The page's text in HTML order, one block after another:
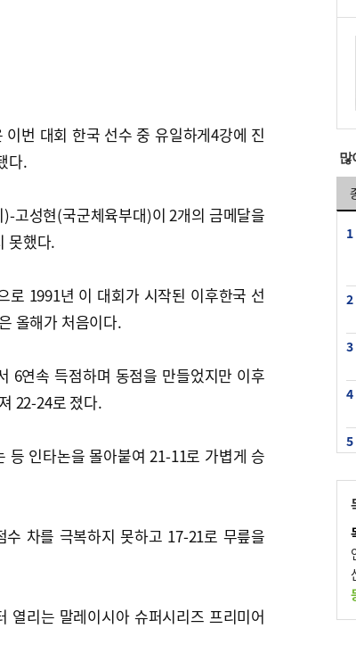
번 대회 한국 선수 중 유일하게4강에 진
다.
고성현(국군체육부대)이 2개의 금메달을
못했다.
1991년 이 대회가 시작된 이후한국 선
올해가 처음이다.
6연속 득점하며 동점을 만들었지만 이후
22-24로 졌다.
등 인타논을 몰아붙여 21-11로 가볍게 승
차를 극복하지 못하고 17-21로 무릎을
열리는 말레이시아 슈퍼시리즈 프리미어
많
1
2
3
4
5
7
8